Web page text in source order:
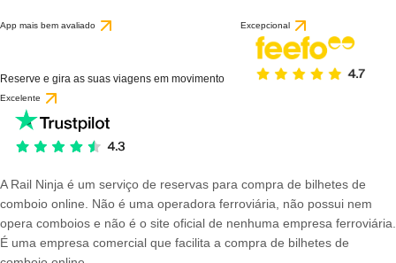
App mais bem avaliado
Reserve e gira as suas viagens em movimento
Excepcional
Excelente
A Rail Ninja é um serviço de reservas para compra de bilhetes de
comboio online. Não é uma operadora ferroviária, não possui nem
opera comboios e não é o site oficial de nenhuma empresa ferroviária.
É uma empresa comercial que facilita a compra de bilhetes de